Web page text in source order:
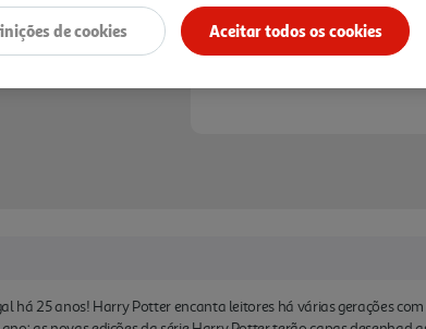
há 25 anos! Harry Potter encanta leitores há várias gerações
Aceitar todos os cookies
de cookies